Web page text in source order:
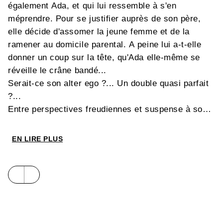
également Ada, et qui lui ressemble à s'en
méprendre. Pour se justifier auprès de son père,
elle décide d'assomer la jeune femme et de la
ramener au domicile parental. A peine lui a-t-elle
donner un coup sur la tête, qu'Ada elle-même se
réveille le crâne bandé...
Serait-ce son alter ego ?... Un double quasi parfait
?...
Entre perspectives freudiennes et suspense à son
entraîne dans un diabolique engrenage, dans l'esprit
plus maîtrisé.
EN LIRE PLUS